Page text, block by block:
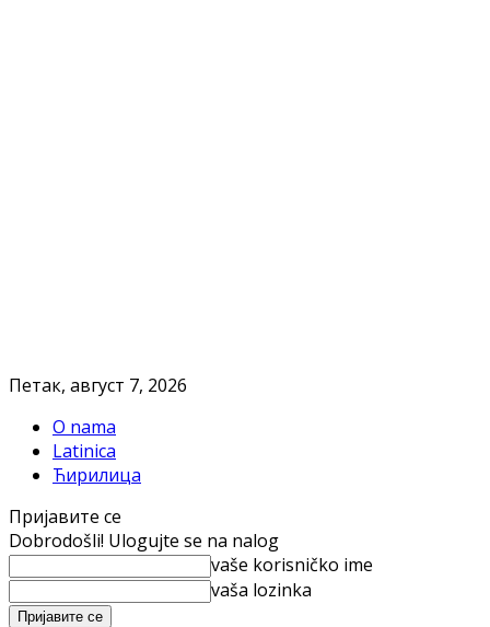
Петак, август 7, 2026
O nama
Latinica
Ћирилица
Пријавите се
Dobrodošli! Ulogujte se na nalog
vaše korisničko ime
vaša lozinka